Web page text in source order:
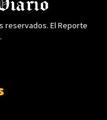
reservados. El Reporte